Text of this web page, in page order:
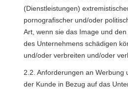
(Dienstleistungen)
pornografischer und/oder
Art, wenn sie das Image und
des Unternehmens schädigen
und/oder verbreiten und/oder
2.2. Anforderungen an Werbung
der Kunde in Bezug auf das